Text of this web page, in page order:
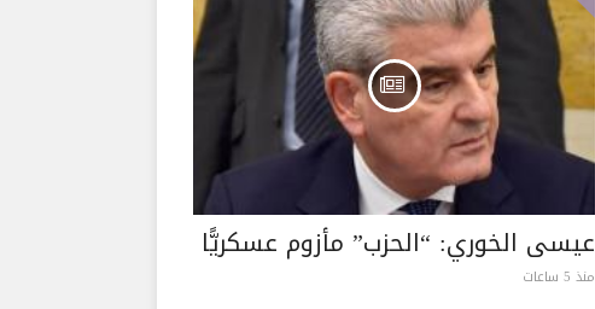
عيسى الخوري: “الحزب” مأزوم عسكريًّا
منذ 5 ساعات